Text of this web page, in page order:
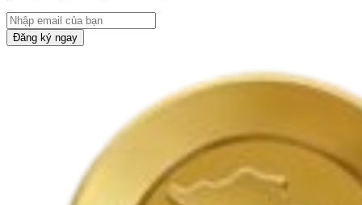
Đăng ký ngay